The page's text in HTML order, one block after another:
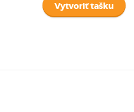
Vytvoriť tašku